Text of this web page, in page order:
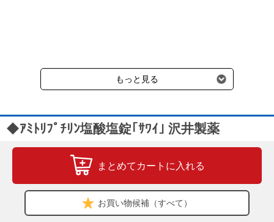
受けます。
もっと見る
◆ｱﾐﾄﾘﾌﾟﾁﾘﾝ塩酸塩錠｢ｻﾜｲ｣ 沢井製薬
まとめてカートに入れる
お買い物候補（すべて）